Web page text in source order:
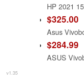
$325.00
$284.99
v1.35